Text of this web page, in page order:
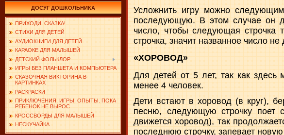
ДОСУГ ДОШКОЛЬНИКА
ПРИХОДИ, СКАЗКА!
СТИХИ ДЛЯ ДЕТЕЙ
АУДИОКНИГИ ДЛЯ ДЕТЕЙ
КАРАОКЕ ДЛЯ МАЛЫШЕЙ
ДЕТСКИЙ ФОЛЬКЛОР
ИГРЫ БЕЗ ПЛАНШЕТА И КОМПЬЮТЕРА
СКАЗОЧНАЯ ВИКТОРИНА В
КАРТИНКАХ
РАСКРАСКИ
ПРИКЛЮЧЕНИЯ, ИГРЫ, ОПЫТЫ. ПОКА
РЕБЕНОК НЕ ВЫРОС
КРОССВОРДЫ ДЛЯ МАЛЫШЕЙ
НЕСКУЧАЙКА
Усложнить игру можно
последующую. В этом случае он
число, чтобы следующая строчка
строчка, значит названное число
«ХОРОВОД»
Для детей от 5 лет, так как здесь
менее 4 человек.
Дети встают в хоровод (в круг),
песню, следующую строчку
движется хоровод), так
последнюю строчку, запевает